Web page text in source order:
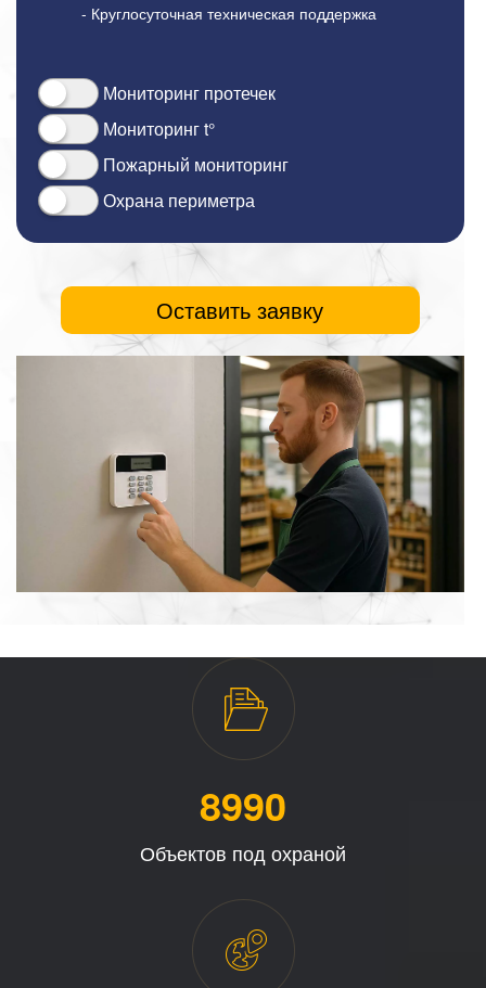
- Круглосуточная техническая поддержка
Мониторинг протечек
Мониторинг t°
Пожарный мониторинг
Охрана периметра
Оставить заявку
8997
Объектов под охраной